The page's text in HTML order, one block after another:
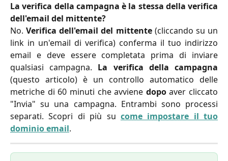
La verifica della campagna è la stessa della verifica
dell'email del mittente?
No.Verifica dell'email del mittente(cliccando su un
link in un'email di verifica) conferma il tuo indirizzo
email e deve essere completata prima di inviare
qualsiasi campagna. La verifica della campagna
(questo articolo) è un controllo automatico delle
metriche di 60 minuti che avviene dopoaver cliccato
"Invia" su una campagna. Entrambi sono processi
separati. Scopri di più su come impostare il tuo
dominio email.